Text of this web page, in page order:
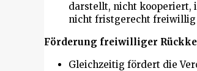
darstellt, nicht kooperiert,
nicht fristgerecht freiwillig
Förderung freiwilliger
Gleichzeitig fördert die